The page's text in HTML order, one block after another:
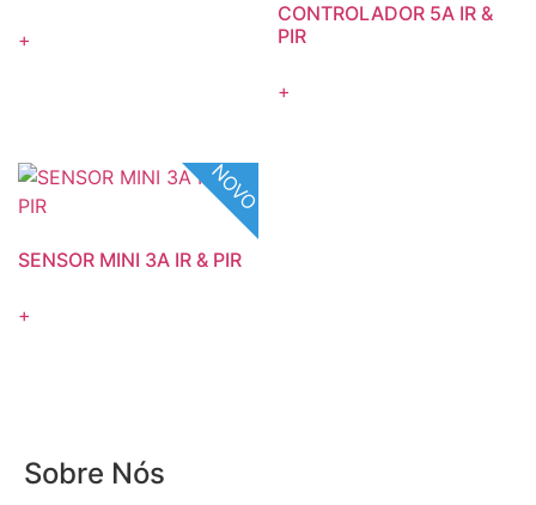
+
CONTROLADOR 5A IR &
PIR
+
NOVO
SENSOR MINI 3A IR & PIR
+
Sobre Nós